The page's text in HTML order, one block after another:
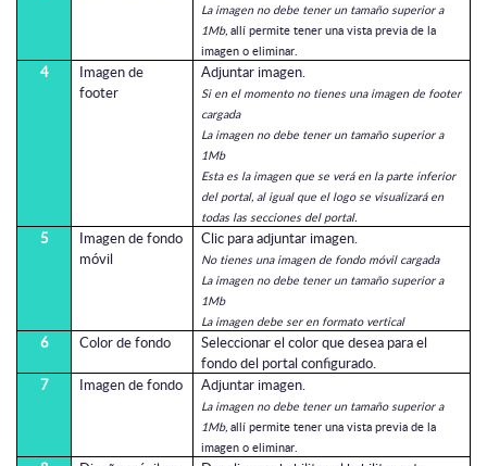
La imagen no debe tener un tamaño superior a
1Mb,allí permite tener una vista previa de la
imagen o eliminar.
4
Imagen de
footer
Adjuntar imagen.
Si en el momento no tienes una imagen de footer
cargada
La imagen no debe tener un tamaño superior a
1Mb
Esta es la imagen que se verá en la parte inferior
del portal, al igual que el logo se visualizará en
todas las secciones del portal.
5
Imagen de fondo
móvil
Clic para adjuntar imagen.
No tienes una imagen de fondo móvil cargada
La imagen no debe tener un tamaño superior a
1Mb
La imagen debe ser en formato vertical
6 Color de fondo
Seleccionar el color que desea para el
fondo del portal configurado.
7
Imagen de fondo Adjuntar imagen.
La imagen no debe tener un tamaño superior a
1Mb,allí permite tener una vista previa de la
imagen o eliminar.